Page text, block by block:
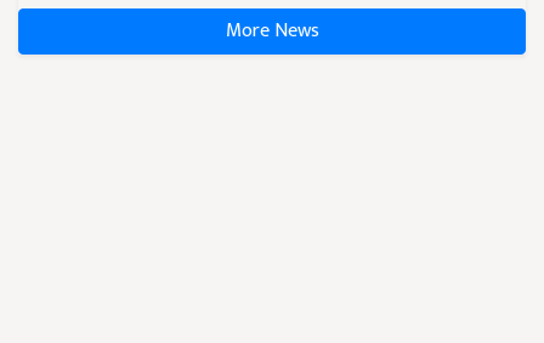
More News